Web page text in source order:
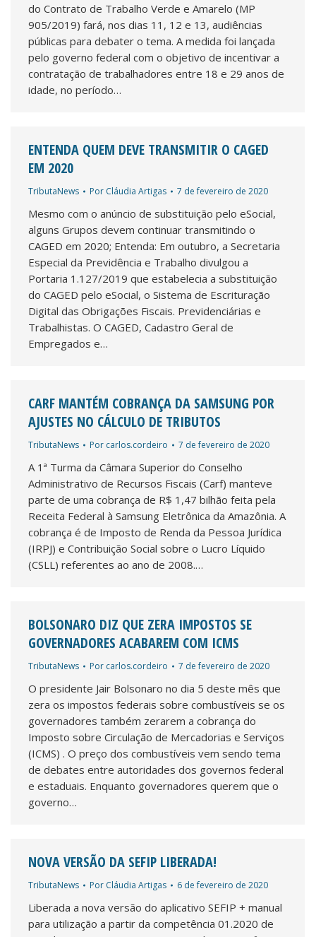
do Contrato de Trabalho Verde e Amarelo (MP
905/2019) fará, nos dias 11, 12 e 13, audiências
públicas para debater o tema. A medida foi lançada
pelo governo federal com o objetivo de incentivar a
contratação de trabalhadores entre 18 e 29 anos de
idade, no período…
ENTENDA QUEM DEVE TRANSMITIR O CAGED
EM 2020
TributaNews Por Cláudia Artigas 7 de fevereiro de 2020
Mesmo com o anúncio de substituição pelo eSocial,
alguns Grupos devem continuar transmitindo o
CAGED em 2020; Entenda: Em outubro, a Secretaria
Especial da Previdência e Trabalho divulgou a
Portaria 1.127/2019 que estabelecia a substituição
do CAGED pelo eSocial, o Sistema de Escrituração
Digital das Obrigações Fiscais. Previdenciárias e
Trabalhistas. O CAGED, Cadastro Geral de
Empregados e…
CARF MANTÉM COBRANÇA DA SAMSUNG POR
AJUSTES NO CÁLCULO DE TRIBUTOS
TributaNews Por carlos.cordeiro 7 de fevereiro de 2020
A 1ª Turma da Câmara Superior do Conselho
Administrativo de Recursos Fiscais (Carf) manteve
parte de uma cobrança de R$ 1,47 bilhão feita pela
Receita Federal à Samsung Eletrônica da Amazônia. A
cobrança é de Imposto de Renda da Pessoa Jurídica
(IRPJ) e Contribuição Social sobre o Lucro Líquido
(CSLL) referentes ao ano de 2008.…
BOLSONARO DIZ QUE ZERA IMPOSTOS SE
GOVERNADORES ACABAREM COM ICMS
TributaNews Por carlos.cordeiro 7 de fevereiro de 2020
O presidente Jair Bolsonaro no dia 5 deste mês que
zera os impostos federais sobre combustíveis se os
governadores também zerarem a cobrança do
Imposto sobre Circulação de Mercadorias e Serviços
(ICMS) . O preço dos combustíveis vem sendo tema
de debates entre autoridades dos governos federal
e estaduais. Enquanto governadores querem que o
governo…
NOVA VERSÃO DA SEFIP LIBERADA!
TributaNews Por Cláudia Artigas 6 de fevereiro de 2020
Liberada a nova versão do aplicativo SEFIP + manual
para utilização a partir da competência 01.2020 de